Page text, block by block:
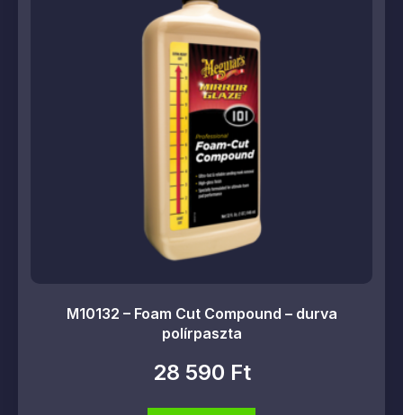
M10132 – Foam Cut Compound – durva
polírpaszta
28 590 Ft